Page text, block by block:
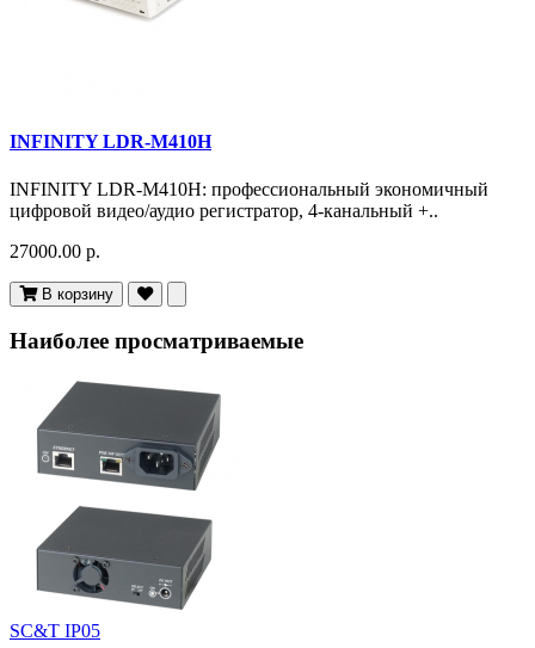
INFINITY LDR-M410H
INFINITY LDR-M410H: профессиональный экономичный
цифровой видео/аудио регистратор, 4-канальный +..
27000.00 р.
В корзину
Наиболее просматриваемые
SC&T IP05